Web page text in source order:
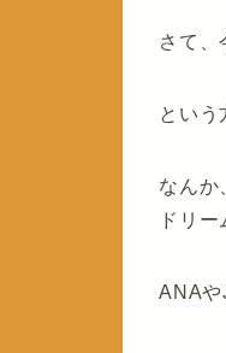
さて、
という
なんか
ドリ
ANAや